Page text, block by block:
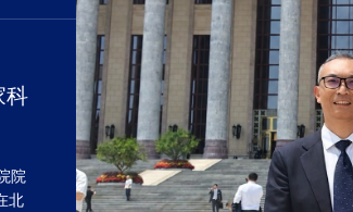
科
院
北